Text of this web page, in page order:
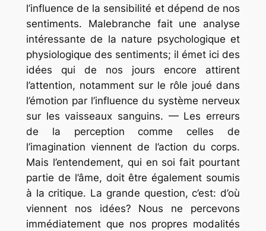
l’influence de la sensibilité et dépend de nos
sentiments. Malebranche fait une analyse
intéressante de la nature psychologique et
physiologique des sentiments; il émet ici des
idées qui de nos jours encore attirent
l’attention, notamment sur le rôle joué dans
l’émotion par l’influence du système nerveux
sur les vaisseaux sanguins. — Les erreurs
de la perception comme celles de
l’imagination viennent de l’action du corps.
Mais l’entendement, qui en soi fait pourtant
partie de l’âme, doit être également soumis
à la critique. La grande question, c’est: d’où
viennent nos idées? Nous ne percevons
immédiatement que nos propres modalités